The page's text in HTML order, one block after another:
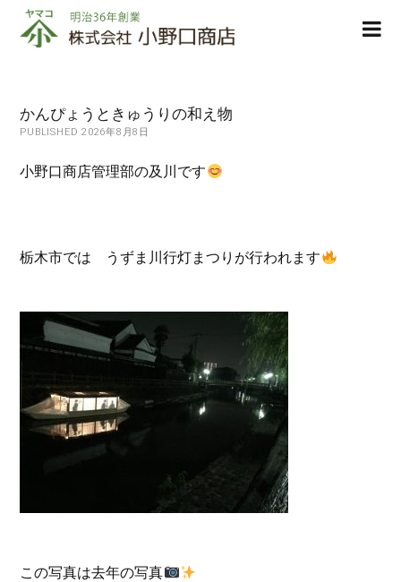
株
式
小
野
商
かんぴょうときゅうりの和え物
PUBLISHED 2026年8月8日
小野口商店管理部の及川です
栃木市では うずま川行灯まつりが行われます
この写真は去年の写真